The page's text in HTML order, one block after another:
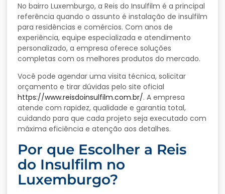
No bairro Luxemburgo, a Reis do Insulfilm é a principal
referência quando o assunto é instalação de insulfilm
para residências e comércios. Com anos de
experiência, equipe especializada e atendimento
personalizado, a empresa oferece soluções
completas com os melhores produtos do mercado.
Você pode agendar uma visita técnica, solicitar
orçamento e tirar dúvidas pelo site oficial
https://www.reisdoinsulfilm.com.br/. A empresa
atende com rapidez, qualidade e garantia total,
cuidando para que cada projeto seja executado com
máxima eficiência e atenção aos detalhes.
Por que Escolher a Reis
do Insulfilm no
Luxemburgo?